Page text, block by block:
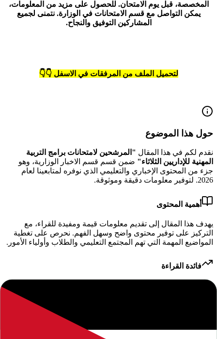
المخصصة، قبل يوم الامتحان. للحصول على مزيد من المعلومات،
يمكن التواصل مع قسم الامتحانات في الوزارة. نتمنى لجميع
المشاركين التوفيق والنجاح.
لتحميل الملف من المرفقات في الاسفل 👇👇
حول هذا الموضوع
نقدم لكم في هذا المقال " المرشحين لامتحانات برامج التربية
المهنية للإداريين الثلاثاء" ضمن قسم قسم الاخبار الوزارية، وهو
جزء من المحتوى الإخباري والتعليمي الذي نوفره لمتابعينا لعام
2026
. لتوفير معلومات دقيقة وموثوقة.
أهمية المحتوى
يهدف هذا المقال إلى تقديم معلومات قيمة ومفيدة للقراء، مع
التركيز على توفير محتوى واضح وسهل الفهم. نحرص على تغطية
المواضيع المهمة التي تهم المجتمع التعليمي والطلاب وأولياء الأمور.
فائدة القراءة
من خلال قراءة هذا المقال، ستتمكن من الحصول على فهم أفضل
للموضوع المطروح والبقاء على اطلاع دائم بآخر التطورات والأخبار.
نسعى لتوفير محتوى يساعدك في اتخاذ قرارات مستنيرة.
نحن ملتزمون بتقديم محتوى عالي الجودة يلبي احتياجات قرائنا.
يمكنكم تصفح المزيد من المقالات المشابهة في الموقع أو استخدام